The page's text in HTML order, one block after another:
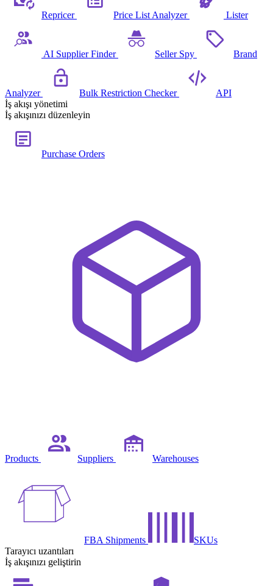
Repricer Price List Analyzer Lister
AI Supplier Finder Seller Spy Brand
Analyzer Bulk Restriction Checker
API
İş akışı yönetimi
İş akışınızı düzenleyin
Purchase Orders
Products Suppliers Warehouses
FBA Shipments
SKUs
Tarayıcı uzantıları
İş akışınızı geliştirin